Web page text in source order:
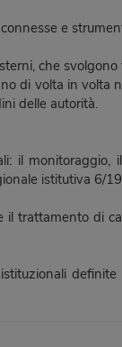
e
che
di volta in
delle autorità.
istitutiva 6/
trattamento